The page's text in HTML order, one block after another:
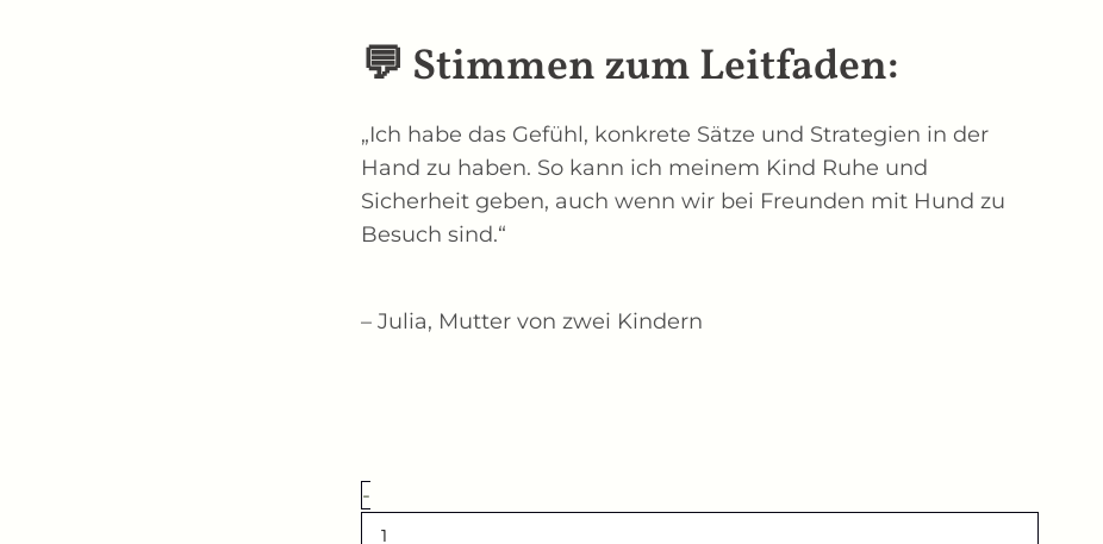
💬 Stimmen zum Leitfaden:
„Ich habe das Gefühl, konkrete Sätze und Strategien in der
Hand zu haben. So kann ich meinem Kind Ruhe und
Sicherheit geben, auch wenn wir bei Freunden mit Hund zu
Besuch sind.“
– Julia, Mutter von zwei Kindern
-